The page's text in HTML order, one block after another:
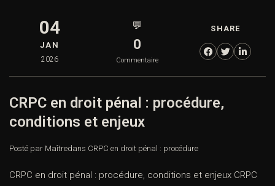
04
JAN
2026
💬
0
Commentaire
SHARE
CRPC en droit pénal : procédure,
conditions et enjeux
Posté par Maîtredans CRPC en droit pénal : procédure
CRPC en droit pénal : procédure, conditions et enjeux CRPC